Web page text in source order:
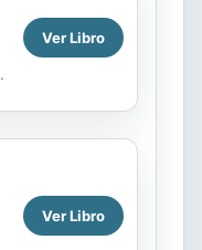
Ver Libro
Ver Libro